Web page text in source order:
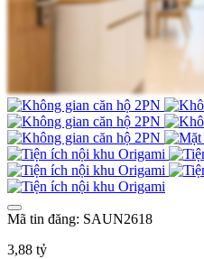
Mã tin đăng: SAUN2618
3,88 tỷ